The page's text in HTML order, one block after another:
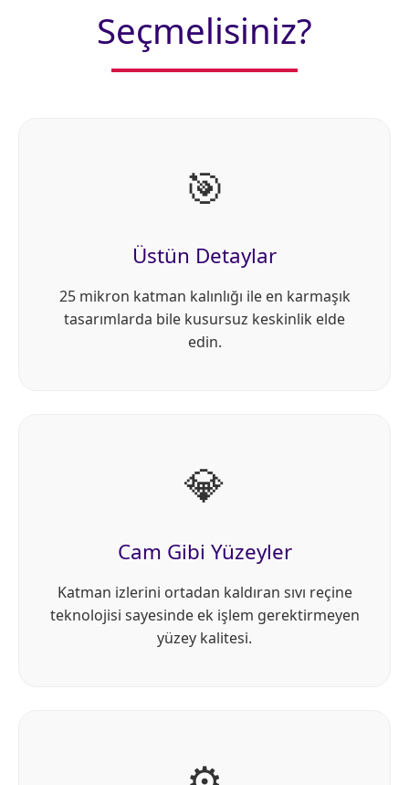
Seçmelisiniz?
🎯
Üstün Detaylar
25 mikron katman kalınlığı ile en karmaşık
tasarımlarda bile kusursuz keskinlik elde
edin.
💎
Cam Gibi Yüzeyler
Katman izlerini ortadan kaldıran sıvı reçine
teknolojisi sayesinde ek işlem gerektirmeyen
yüzey kalitesi.